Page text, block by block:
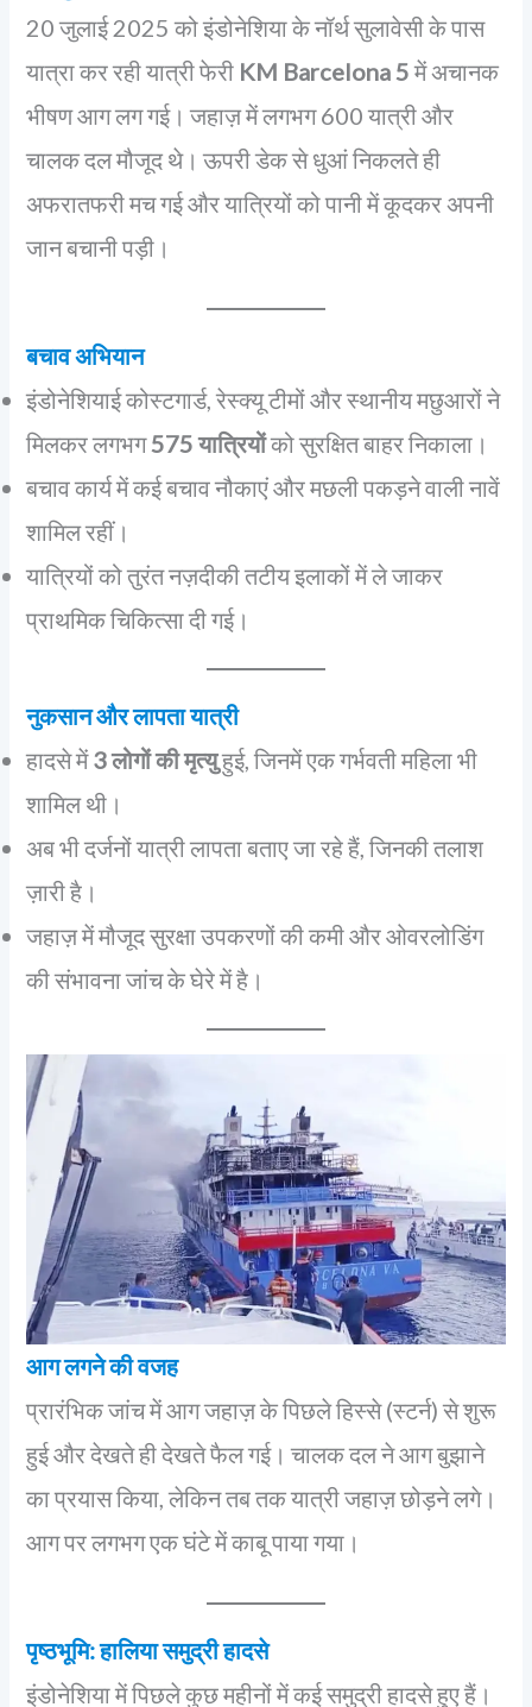
20 जुलाई 2025 को इंडोनेशिया के नॉर्थ सुलावेसी के पास
यात्रा कर रही यात्री फेरी KM Barcelona 5में अचानक
भीषण आग लग गई। जहाज़ में लगभग 600 यात्री और
चालक दल मौजूद थे। ऊपरी डेक से धुआं निकलते ही
अफरातफरी मच गई और यात्रियों को पानी में कूदकर अपनी
जान बचानी पड़ी।
बचाव अभियान
इंडोनेशियाई कोस्टगार्ड, रेस्क्यू टीमों और स्थानीय मछुआरों ने
मिलकर लगभग575 यात्रियोंको सुरक्षित बाहर निकाला।
बचाव कार्य में कई बचाव नौकाएं और मछली पकड़ने वाली नावें
शामिल रहीं।
यात्रियों को तुरंत नज़दीकी तटीय इलाकों में ले जाकर
प्राथमिक चिकित्सा दी गई।
नुकसान और लापता यात्री
हादसे में3 लोगों की मृत्युहुई, जिनमें एक गर्भवती महिला भी
शामिल थी।
अब भी दर्जनों यात्री लापता बताए जा रहे हैं, जिनकी तलाश
ज़ारी है।
जहाज़ में मौजूद सुरक्षा उपकरणों की कमी और ओवरलोडिंग
की संभावना जांच के घेरे में है।
आग लगने की वजह
प्रारंभिक जांच में आग जहाज़ के पिछले हिस्से (स्टर्न) से शुरू
हुई और देखते ही देखते फैल गई। चालक दल ने आग बुझाने
का प्रयास किया, लेकिन तब तक यात्री जहाज़ छोड़ने लगे।
आग पर लगभग एक घंटे में काबू पाया गया।
पृष्ठभूमि: हालिया समुद्री हादसे
इंडोनेशिया में पिछले कुछ महीनों में कई समुद्री हादसे हुए हैं।